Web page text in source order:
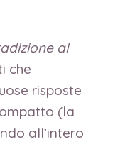
al
che
risposte
(la
all’intero